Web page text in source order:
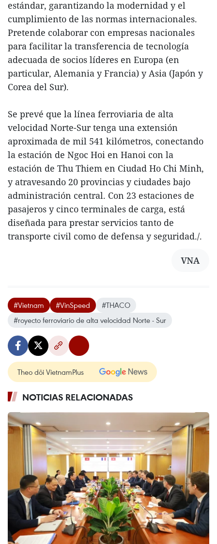
estándar, garantizando la modernidad y el
cumplimiento de las normas internacionales.
Pretende colaborar con empresas nacionales
para facilitar la transferencia de tecnología
adecuada de socios líderes en Europa (en
particular, Alemania y Francia) y Asia (Japón y
Corea del Sur).
Se prevé que la línea ferroviaria de alta
velocidad Norte-Sur tenga una extensión
aproximada de mil 541 kilómetros, conectando
la estación de Ngoc Hoi en Hanoi con la
estación de Thu Thiem en Ciudad Ho Chi Minh,
y atravesando 20 provincias y ciudades bajo
administración central. Con 23 estaciones de
pasajeros y cinco terminales de carga, está
diseñada para prestar servicios tanto de
transporte civil como de defensa y seguridad./.
VNA
#Vietnam #VinSpeed
#THACO
#royecto ferroviario de alta velocidad Norte - Sur
Theo dõi VietnamPlus
NOTICIAS RELACIONADAS